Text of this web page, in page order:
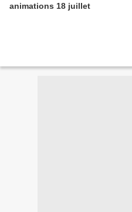
animations 18 juillet